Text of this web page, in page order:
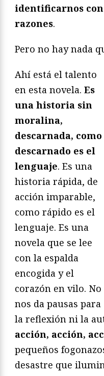
identificarnos
razones.
Pero no hay nada
Ahí está el talento
en esta novela. Es
una historia sin
moralina,
descarnada, como
descarnado es el
lenguaje. Es una
historia rápida, de
acción imparable,
como rápido es el
lenguaje. Es una
novela que se lee
con la espalda
encogida y el
corazón en vilo. No
nos da pausas para
la reflexión ni la
acción, acción,
pequeños
desastre que